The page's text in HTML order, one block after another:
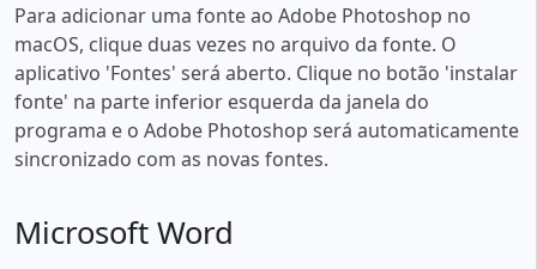
Para adicionar uma fonte ao Adobe Photoshop no
macOS, clique duas vezes no arquivo da fonte. O
aplicativo 'Fontes' será aberto. Clique no botão 'instalar
fonte' na parte inferior esquerda da janela do
programa e o Adobe Photoshop será automaticamente
sincronizado com as novas fontes.
Microsoft Word